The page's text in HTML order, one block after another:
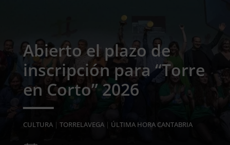
Abierto el plazo de
inscripción para “Torre
en Corto” 2026
CULTURA| TORRELAVEGA| ÚLTIMA HORA CANTABRIA